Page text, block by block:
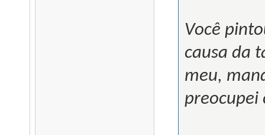
Você
causa da
meu,
preocupei